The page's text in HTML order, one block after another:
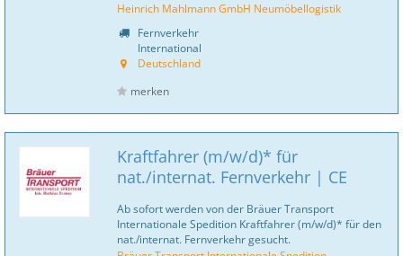
Heinrich Mahlmann GmbH Neumöbellogistik
Fernverkehr
International
Deutschland
merken
Kraftfahrer (m/w/d)* für
nat./internat. Fernverkehr | CE
Ab sofort werden von der Bräuer Transport
Internationale Spedition Kraftfahrer (m/w/d)* für den
nat./internat. Fernverkehr gesucht.